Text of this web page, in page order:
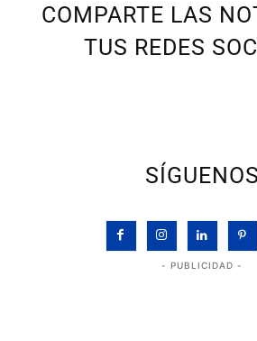
COMPARTE LAS
TUS REDES
SÍGUENOS
- PUBLICIDAD -